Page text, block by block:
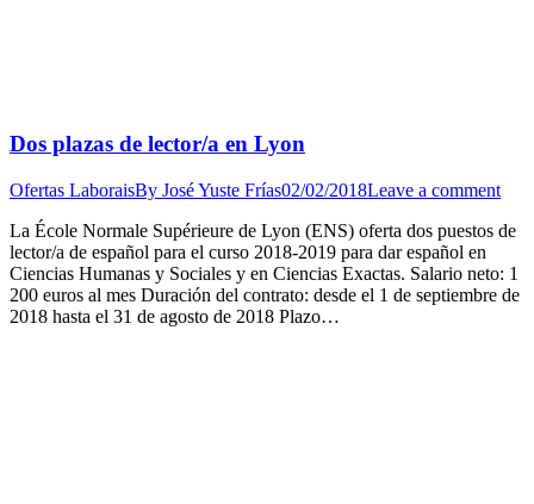
Dos plazas de lector/a en Lyon
Ofertas LaboraisBy José Yuste Frías02/02/2018Leave a comment
La École Normale Supérieure de Lyon (ENS) oferta dos puestos de
lector/a de español para el curso 2018-2019 para dar español en
Ciencias Humanas y Sociales y en Ciencias Exactas. Salario neto: 1
200 euros al mes Duración del contrato: desde el 1 de septiembre de
2018 hasta el 31 de agosto de 2018 Plazo…